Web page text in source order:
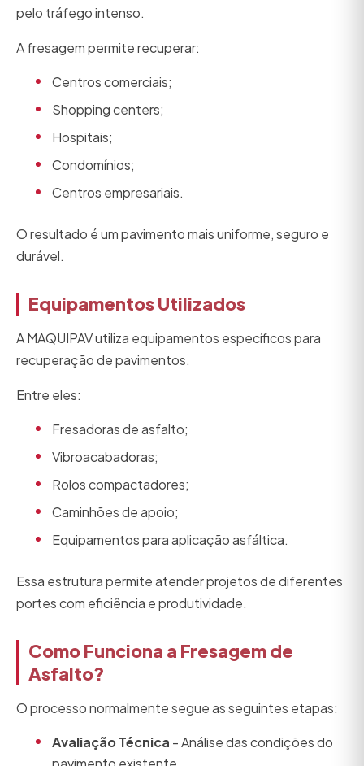
pelo tráfego intenso.
A fresagem permite recuperar:
Centros comerciais;
Shopping centers;
Hospitais;
Condomínios;
Centros empresariais.
O resultado é um pavimento mais uniforme, seguro e
durável.
Equipamentos Utilizados
A MAQUIPAV utiliza equipamentos específicos para
recuperação de pavimentos.
Entre eles:
Fresadoras de asfalto;
Vibroacabadoras;
Rolos compactadores;
Caminhões de apoio;
Equipamentos para aplicação asfáltica.
Essa estrutura permite atender projetos de diferentes
portes com eficiência e produtividade.
Como Funciona a Fresagem de
Asfalto?
O processo normalmente segue as seguintes etapas:
Avaliação Técnica - Análise das condições do